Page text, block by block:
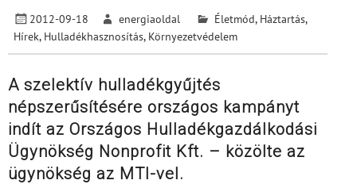
2012-09-18 energiaoldal Életmód, Háztartás,
Hírek, Hulladékhasznosítás, Környezetvédelem
A szelektív hulladékgyűjtés
népszerűsítésére országos kampányt
indít az Országos Hulladékgazdálkodási
Ügynökség Nonprofit Kft. – közölte az
ügynökség az MTI-vel.